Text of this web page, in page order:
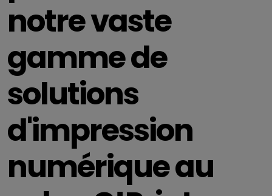
notre vaste
gamme de
solutions
d'impression
numérique au